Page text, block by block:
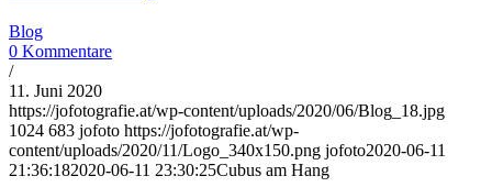
Blog
0 Kommentare
/
11. Juni 2020
https://jofotografie.at/wp-content/uploads/2020/06/Blog_18.jpg
1024 683 jofoto https://jofotografie.at/wp-
content/uploads/2020/11/Logo_340x150.png jofoto2020-06-11
21:36:182020-06-11 23:30:25Cubus am Hang